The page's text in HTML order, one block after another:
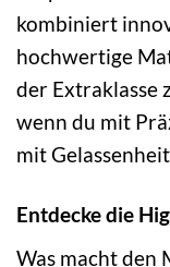
kombiniert
hochwertige
der Extraklasse
wenn du mit
mit
Entdecke die
Was macht den